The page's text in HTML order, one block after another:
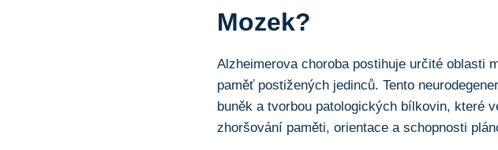
Mozek?
Alzheimerova choroba postihuje určité oblasti
paměť postižených jedinců. Tento
buněk a tvorbou patologických bílkovin, které
zhoršování paměti, orientace a schopnosti